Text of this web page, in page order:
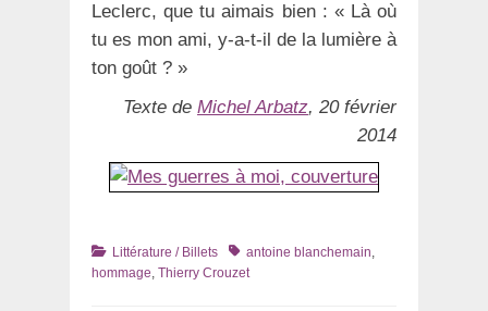
Leclerc, que tu aimais bien : « Là où
tu es mon ami, y-a-t-il de la lumière à
ton goût ? »
Texte de Michel Arbatz, 20 février
2014
Catégories
Littérature / Billets Tagsantoine blanchemain,
hommage, Thierry Crouzet